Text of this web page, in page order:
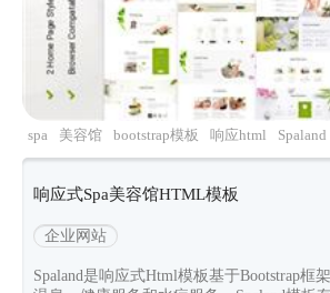
spa 美容馆 bootstrap模板 响应html Spaland
响应式Spa美容馆HTML模板
企业网站
Spaland是响应式Html模板基于Bootstrap框